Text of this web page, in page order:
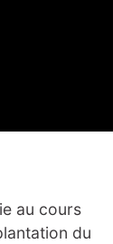
au cours
du